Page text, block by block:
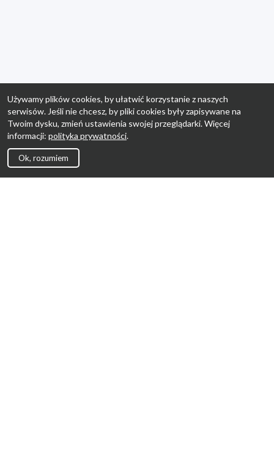
Używamy plików cookies, by ułatwić korzystanie z naszych
serwisów. Jeśli nie chcesz, by pliki cookies były zapisywane na
Twoim dysku, zmień ustawienia swojej przeglądarki. Więcej
informacji: polityka prywatności.
Ok, rozumiem